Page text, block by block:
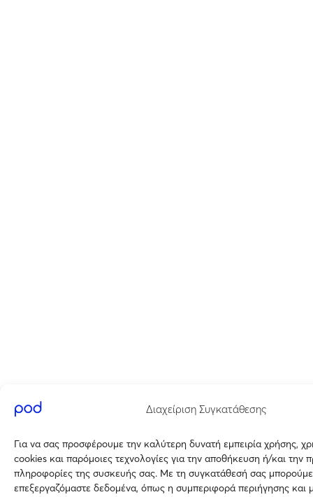
Διαχείριση Συγκατάθεσης
Για να σας προσφέρουμε την καλύτερη δυνατή εμπειρία χρήσης,
cookies και παρόμοιες τεχνολογίες για την αποθήκευση ή/και την
πληροφορίες της συσκευής σας. Με τη συγκατάθεσή σας
επεξεργαζόμαστε δεδομένα, όπως η συμπεριφορά περιήγησης και